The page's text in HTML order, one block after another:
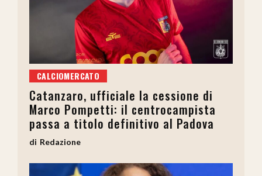
CALCIOMERCATO
Catanzaro, ufficiale la cessione di
Marco Pompetti: il centrocampista
passa a titolo definitivo al Padova
Redazione